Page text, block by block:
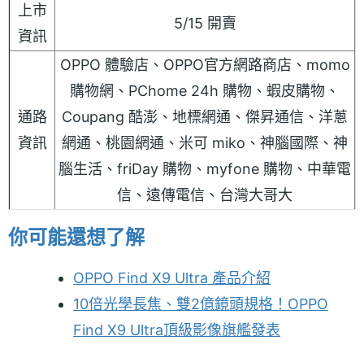
上市
資訊
5/15 開賣
通路
資訊
OPPO 體驗店、OPPO官方網路商店、momo
購物網、PChome 24h 購物、蝦皮購物、
Coupang 酷澎、地標網通、傑昇通信、洋蔥
網通、桃園網通、米可 miko、神腦國際、神
腦生活、friDay 購物、myfone 購物、中華電
信、遠傳電信、台灣大哥大
你可能還想了解
OPPO Find X9 Ultra 產品介紹
10倍光學長焦、雙2億鏡頭規格！OPPO
Find X9 Ultra頂級影像旗艦發表